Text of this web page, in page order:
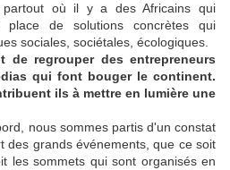
partout où il y a des Africains qui
de solutions concrètes qui
sociales, sociétales, écologiques.
de regrouper des entrepreneurs
qui font bouger le continent.
ils à mettre en lumière une
nous sommes partis d'un constat
des grands événements, que ce soit
les sommets qui sont organisés en